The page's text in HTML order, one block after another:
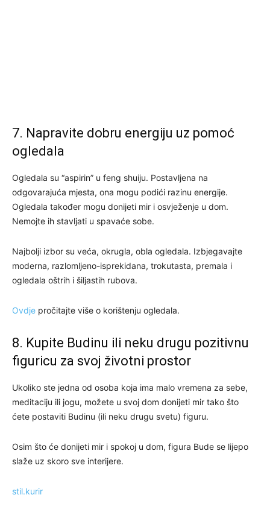
7. Napravite dobru energiju uz pomoć
ogledala
Ogledala su “aspirin” u feng shuiju. Postavljena na
odgovarajuća mjesta, ona mogu podići razinu energije.
Ogledala također mogu donijeti mir i osvježenje u dom.
Nemojte ih stavljati u spavaće sobe.
Najbolji izbor su veća, okrugla, obla ogledala. Izbjegavajte
moderna, razlomljeno-isprekidana, trokutasta, premala i
ogledala oštrih i šiljastih rubova.
Ovdje pročitajte više o korištenju ogledala.
8. Kupite Budinu ili neku drugu pozitivnu
figuricu za svoj životni prostor
Ukoliko ste jedna od osoba koja ima malo vremena za sebe,
meditaciju ili jogu, možete u svoj dom donijeti mir tako što
ćete postaviti Budinu (ili neku drugu svetu) figuru.
Osim što će donijeti mir i spokoj u dom, figura Bude se lijepo
slaže uz skoro sve interijere.
stil.kurir